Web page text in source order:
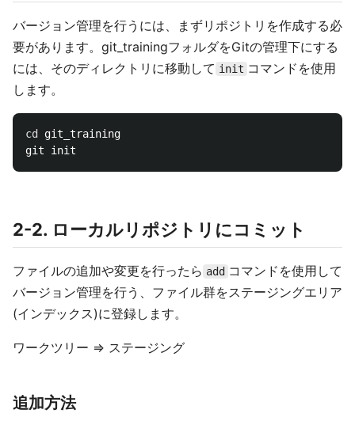
バージョン管理を行うには、まずリポジトリを作成する必
要があります。git_trainingフォルダをGitの管理下にする
には、そのディレクトリに移動して init コマンドを使用
します。
cd git_training
2-2. ローカルリポジトリにコミット
ファイルの追加や変更を行ったら add コマンドを使用して
バージョン管理を行う、ファイル群をステージングエリア
(インデックス)に登録します。
ワークツリー => ステージング
追加方法